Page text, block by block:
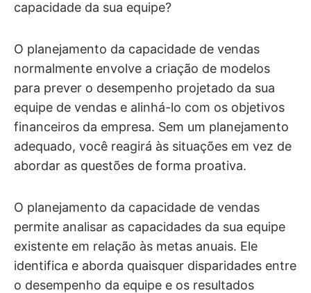
capacidade da sua equipe?
O planejamento da capacidade de vendas
normalmente envolve a criação de modelos
para prever o desempenho projetado da sua
equipe de vendas e alinhá-lo com os objetivos
financeiros da empresa. Sem um planejamento
adequado, você reagirá às situações em vez de
abordar as questões de forma proativa.
O planejamento da capacidade de vendas
permite analisar as capacidades da sua equipe
existente em relação às metas anuais. Ele
identifica e aborda quaisquer disparidades entre
o desempenho da equipe e os resultados